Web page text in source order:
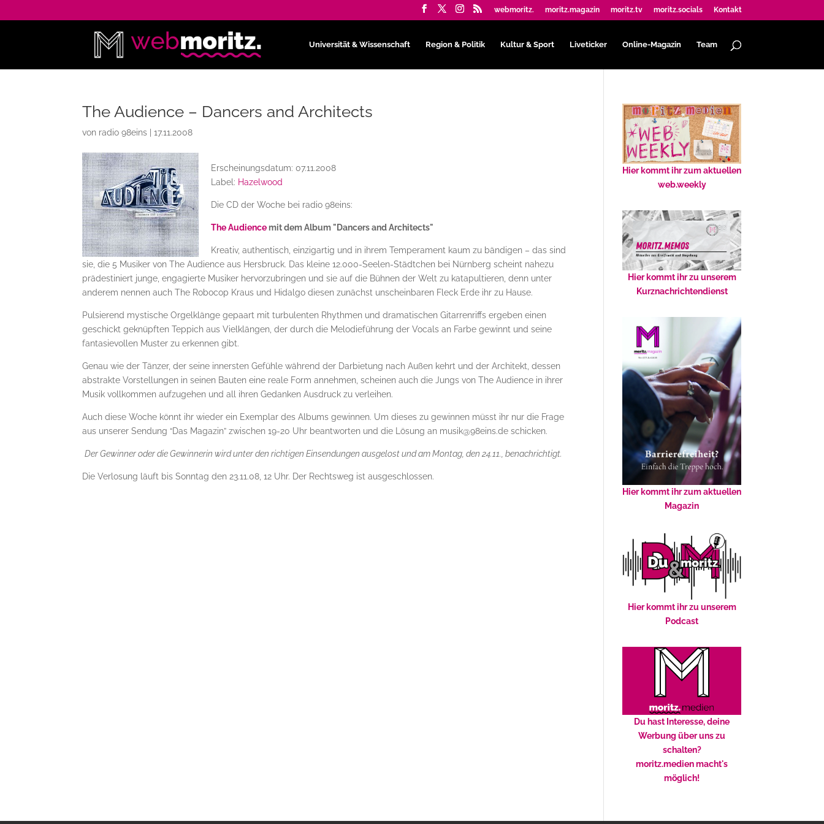
webmoritz. moritz.magazin moritz.tv moritz.socials Kontakt
Universität & Wissenschaft Region & Politik Kultur & Sport Liveticker Online-Magazin Team
The Audience – Dancers and Architects
von radio 98eins |17.11.2008
Erscheinungsdatum: 07.11.2008
Label: Hazelwood
Die CD der Woche bei radio 98eins:
The Audience mit dem Album "Dancers and Architects"
Kreativ, authentisch, einzigartig und in ihrem Temperament kaum zu bändigen – das sind
sie, die 5 Musiker von The Audience aus Hersbruck. Das kleine 12.000-Seelen-Städtchen bei Nürnberg scheint nahezu
prädestiniert junge, engagierte Musiker hervorzubringen und sie auf die Bühnen der Welt zu katapultieren, denn unter
anderem nennen auch The Robocop Kraus und Hidalgo diesen zunächst unscheinbaren Fleck Erde ihr zu Hause.
Pulsierend mystische Orgelklänge gepaart mit turbulenten Rhythmen und dramatischen Gitarrenriffs ergeben einen
geschickt geknüpften Teppich aus Vielklängen, der durch die Melodieführung der Vocals an Farbe gewinnt und seine
fantasievollen Muster zu erkennen gibt.
Genau wie der Tänzer, der seine innersten Gefühle während der Darbietung nach Außen kehrt und der Architekt, dessen
abstrakte Vorstellungen in seinen Bauten eine reale Form annehmen, scheinen auch die Jungs von The Audience in ihrer
Musik vollkommen aufzugehen und all ihren Gedanken Ausdruck zu verleihen.
Auch diese Woche könnt ihr wieder ein Exemplar des Albums gewinnen. Um dieses zu gewinnen müsst ihr nur die Frage
aus unserer Sendung “Das Magazin” zwischen 19-20 Uhr beantworten und die Lösung an musik@98eins.de schicken.
Der Gewinner oder die Gewinnerin wird unter den richtigen Einsendungen ausgelost und am Montag, den 24.11., benachrichtigt.
Die Verlosung läuft bis Sonntag den 23.11.08, 12 Uhr. Der Rechtsweg ist ausgeschlossen.
Hier kommt ihr zum aktuellen
web.weekly
Hier kommt ihr zu unserem
Kurznachrichtendienst
Hier kommt ihr zum aktuellen
Magazin
Hier kommt ihr zu unserem
Podcast
Du hast Interesse, deine
Werbung über uns zu
schalten?
moritz.medien macht's
möglich!